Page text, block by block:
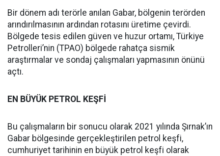
Bir dönem adı terörle anılan Gabar, bölgenin terörden
arındırılmasının ardından rotasını üretime çevirdi.
Bölgede tesis edilen güven ve huzur ortamı, Türkiye
Petrolleri’nin (TPAO) bölgede rahatça sismik
araştırmalar ve sondaj çalışmaları yapmasının önünü
açtı.
EN BÜYÜK PETROL KEŞFİ
Bu çalışmaların bir sonucu olarak 2021 yılında Şırnak’ın
Gabar bölgesinde gerçekleştirilen petrol keşfi,
cumhuriyet tarihinin en büyük petrol keşfi olarak